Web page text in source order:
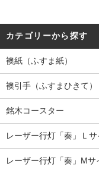
カテゴリーから探す
襖紙（ふすま紙）
襖引手（ふすまひきて
銘木コースター
レーザー行灯「奏」Ｌ
レーザー行灯「奏」Mサ